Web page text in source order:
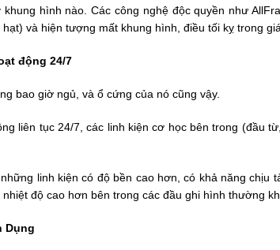
hình nào. Các công nghệ độc quyền như
và hiện tượng mất khung hình, điều tối kỵ trong
động 24/7
bao giờ ngủ, và ổ cứng của nó cũng vậy.
liên tục 24/7, các linh kiện cơ học bên trong (đầu
linh kiện có độ bền cao hơn, có khả năng chịu
độ cao hơn bên trong các đầu ghi hình thường
Dụng